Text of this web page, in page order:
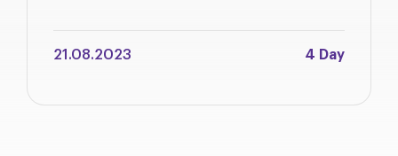
21.08.2023 4 Day